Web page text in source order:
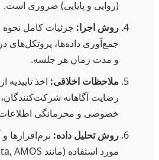
(روایی و پایایی) ضروری است.
روش اجرا: جزئیات کامل نحوه
جمع‌آوری داده‌ها، پروتکل‌های
و مدت زمان هر جلسه.
ملاحظات اخلاقی: اخذ تاییدیه
رضایت آگاهانه
خصوصی و محرمانگی
روش تحلیل داده: نرم‌افزارها
مورد استفاده (مانند SPSS, R, Stata, AMOS).